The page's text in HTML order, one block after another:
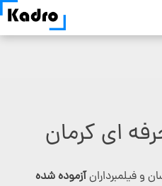
ای کرمان
و فیلمبردارانآزموده شده